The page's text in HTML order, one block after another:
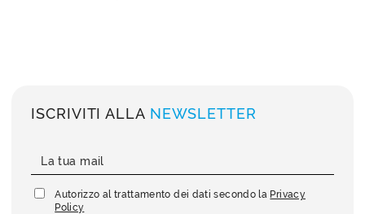
ISCRIVITI ALLA NEWSLETTER
Autorizzo al trattamento dei dati secondo la Privacy
Policy